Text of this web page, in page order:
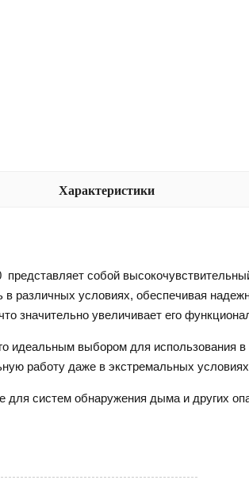
Характеристики
собой
различных условиях, обеспечивая
значительно увеличивает его
идеальным выбором для использования
работу даже в экстремальных
систем обнаружения дыма и других